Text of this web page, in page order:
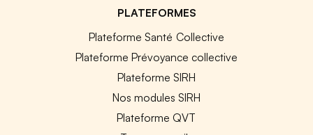
PLATEFORMES
Plateforme Santé Collective
Plateforme Prévoyance collective
Plateforme SIRH
Nos modules SIRH
Plateforme QVT